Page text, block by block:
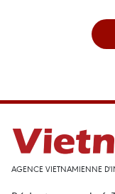
AGENCE VIETNAMIENNE